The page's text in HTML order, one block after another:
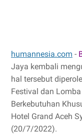
humannesia.com -
Jaya kembali
hal tersebut
Festival dan
Berkebutuhan
Hotel Grand Aceh
(20/7/2022).